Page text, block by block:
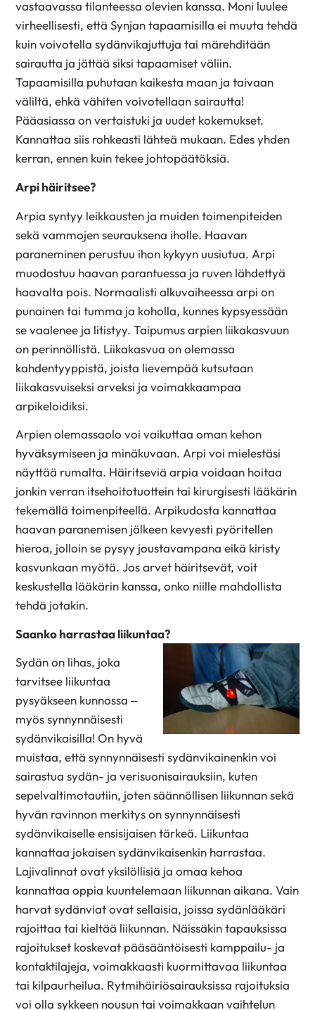
vastaavassa tilanteessa olevien kanssa. Moni luulee
virheellisesti, että Synjan tapaamisilla ei muuta tehdä
kuin voivotella sydänvikajuttuja tai märehditään
sairautta ja jättää siksi tapaamiset väliin.
Tapaamisilla puhutaan kaikesta maan ja taivaan
väliltä, ehkä vähiten voivotellaan sairautta!
Pääasiassa on vertaistuki ja uudet kokemukset.
Kannattaa siis rohkeasti lähteä mukaan. Edes yhden
kerran, ennen kuin tekee johtopäätöksiä.
Arpi häiritsee?
Arpia syntyy leikkausten ja muiden toimenpiteiden
sekä vammojen seurauksena iholle. Haavan
paraneminen perustuu ihon kykyyn uusiutua. Arpi
muodostuu haavan parantuessa ja ruven lähdettyä
haavalta pois. Normaalisti alkuvaiheessa arpi on
punainen tai tumma ja koholla, kunnes kypsyessään
se vaalenee ja litistyy. Taipumus arpien liikakasvuun
on perinnöllistä. Liikakasvua on olemassa
kahdentyyppistä, joista lievempää kutsutaan
liikakasvuiseksi arveksi ja voimakkaampaa
arpikeloidiksi.
Arpien olemassaolo voi vaikuttaa oman kehon
hyväksymiseen ja minäkuvaan. Arpi voi mielestäsi
näyttää rumalta. Häiritseviä arpia voidaan hoitaa
jonkin verran itsehoitotuottein tai kirurgisesti lääkärin
tekemällä toimenpiteellä. Arpikudosta kannattaa
haavan paranemisen jälkeen kevyesti pyöritellen
hieroa, jolloin se pysyy joustavampana eikä kiristy
kasvunkaan myötä. Jos arvet häiritsevät, voit
keskustella lääkärin kanssa, onko niille mahdollista
tehdä jotakin.
Saanko harrastaa liikuntaa?
Sydän on lihas, joka
tarvitsee liikuntaa
pysyäkseen kunnossa –
myös synnynnäisesti
sydänvikaisilla! On hyvä
muistaa, että synnynnäisesti sydänvikainenkin voi
sairastua sydän- ja verisuonisairauksiin, kuten
sepelvaltimotautiin, joten säännöllisen liikunnan sekä
hyvän ravinnon merkitys on synnynnäisesti
sydänvikaiselle ensisijaisen tärkeä. Liikuntaa
kannattaa jokaisen sydänvikaisenkin harrastaa.
Lajivalinnat ovat yksilöllisiä ja omaa kehoa
kannattaa oppia kuuntelemaan liikunnan aikana. Vain
harvat sydänviat ovat sellaisia, joissa sydänlääkäri
rajoittaa tai kieltää liikunnan. Näissäkin tapauksissa
rajoitukset koskevat pääsääntöisesti kamppailu- ja
kontaktilajeja, voimakkaasti kuormittavaa liikuntaa
tai kilpaurheilua. Rytmihäiriösairauksissa rajoituksia
voi olla sykkeen nousun tai voimakkaan vaihtelun